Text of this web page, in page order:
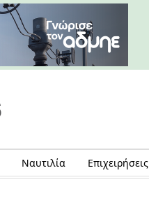
Ναυτιλία Επιχειρήσεις